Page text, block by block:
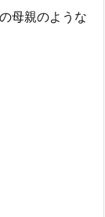
母親のような